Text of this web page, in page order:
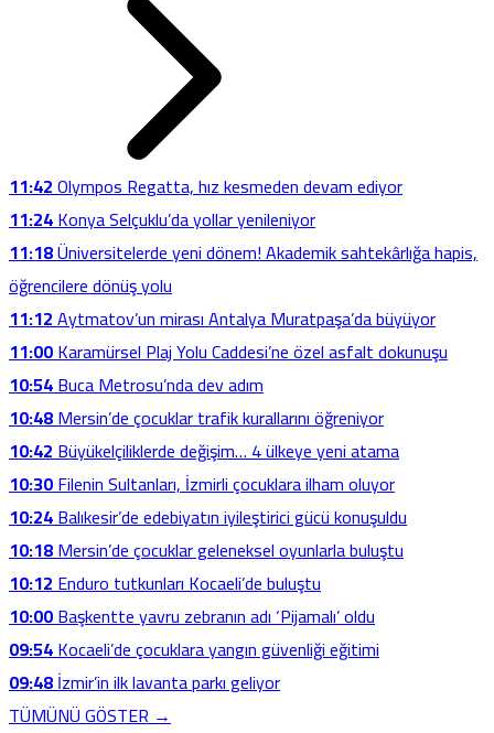
11:42Olympos Regatta, hız kesmeden devam ediyor
11:24Konya Selçuklu’da yollar yenileniyor
11:18Üniversitelerde yeni dönem! Akademik sahtekârlığa hapis,
öğrencilere dönüş yolu
11:12Aytmatov’un mirası Antalya Muratpaşa’da büyüyor
11:00Karamürsel Plaj Yolu Caddesi’ne özel asfalt dokunuşu
10:54Buca Metrosu’nda dev adım
10:48Mersin’de çocuklar trafik kurallarını öğreniyor
10:42Büyükelçiliklerde değişim… 4 ülkeye yeni atama
10:30Filenin Sultanları, İzmirli çocuklara ilham oluyor
10:24Balıkesir’de edebiyatın iyileştirici gücü konuşuldu
10:18Mersin’de çocuklar geleneksel oyunlarla buluştu
10:12Enduro tutkunları Kocaeli’de buluştu
10:00Başkentte yavru zebranın adı ‘Pijamalı’ oldu
09:54Kocaeli’de çocuklara yangın güvenliği eğitimi
09:48İzmir’in ilk lavanta parkı geliyor
TÜMÜNÜ GÖSTER →